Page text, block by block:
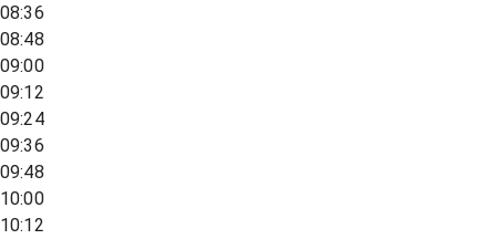
08:36
08:48
09:00
09:12
09:24
09:36
09:48
10:00
10:12